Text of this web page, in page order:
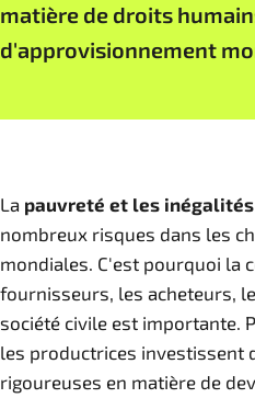
matière de droits
d'approvisionnement
La pauvreté et les inégalités
nombreux risques dans les
mondiales. C'est pourquoi la
fournisseurs, les acheteurs,
société civile est importante.
les productrices investissent
rigoureuses en matière de